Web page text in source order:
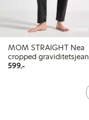
MOM STRAIGHT Nea
cropped
599,-599,00 kr